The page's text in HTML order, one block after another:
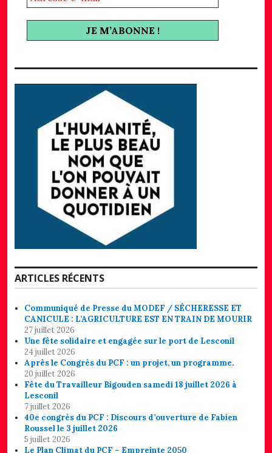
ARTICLES RÉCENTS
Communiqué de Presse du MODEF / SÉCHERESSE ET
CANICULE : L’AGRICULTURE EST EN TRAIN DE MOURIR
27 juillet 2026
Une fête solidaire et engagée sur le port de Lesconil
24 juillet 2026
Après le Congrès du PCF : un projet, un programme.
20 juillet 2026
Fête du Travailleur Bigouden samedi 18 juillet 2026 à
Lesconil
7 juillet 2026
40e congrès du PCF : Discours d’ouverture de Fabien
Roussel le 3 juillet 2026
5 juillet 2026
Le Plan Climat du PCF – Empreinte 2050